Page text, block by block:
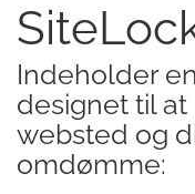
Indeholder
designet til
websted og
omdømme: